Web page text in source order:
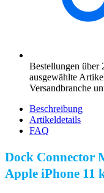
Bestellungen über
ausgewählte
Versandbranche
Beschreibung
Artikeldetails
FAQ
Dock Connector
Apple iPhone 11